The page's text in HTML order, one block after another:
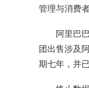
管理与消费
阿里巴
团出售涉及
期七年，并